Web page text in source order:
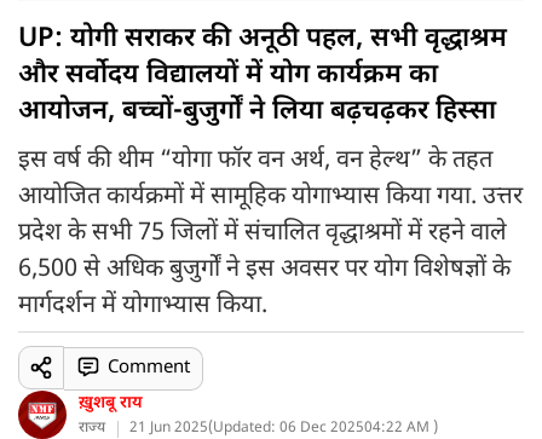
UP: योगी सराकर की अनूठी पहल, सभी वृद्धाश्रम
और सर्वोदय विद्यालयों में योग कार्यक्रम का
आयोजन, बच्चों-बुजुर्गों ने लिया बढ़चढ़कर हिस्सा
इस वर्ष की थीम “योगा फॉर वन अर्थ, वन हेल्थ” के तहत
आयोजित कार्यक्रमों में सामूहिक योगाभ्यास किया गया. उत्तर
प्रदेश के सभी 75 जिलों में संचालित वृद्धाश्रमों में रहने वाले
6,500 से अधिक बुजुर्गों ने इस अवसर पर योग विशेषज्ञों के
मार्गदर्शन में योगाभ्यास किया.
ख़ुशबू राय
राज्य 21 Jun 2025(Updated: 06 Dec 202504:22 AM )
Comment